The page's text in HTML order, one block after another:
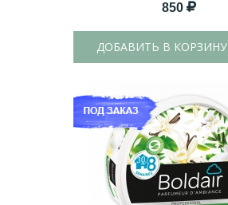
850
ДОБАВИТЬ В КОРЗИНУ